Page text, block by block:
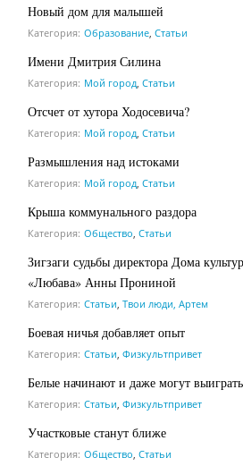
Новый дом для малышей
Категория: Образование Статьи
Имени Дмитрия Силина
Категория: Мой город Статьи
Отсчет от хутора Ходосевича?
Категория: Мой город Статьи
Размышления над истоками
Категория: Мой город Статьи
Крыша коммунального раздора
Категория: Общество Статьи
Зигзаги судьбы директора Дома
«Любава» Анны Прониной
Категория: Статьи Твои люди, Артем
Боевая ничья добавляет опыт
Категория: Статьи Физкультпривет
Белые начинают и даже могут
Категория: Статьи Физкультпривет
Участковые станут ближе
Категория: Общество Статьи